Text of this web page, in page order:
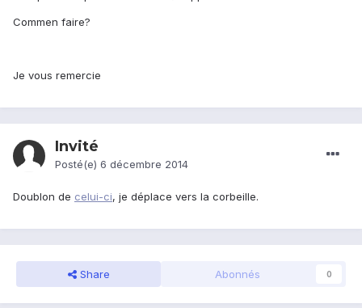
Commen faire?
Je vous remercie
Invité
Posté(e) 6 décembre 2014
Doublon de celui-ci, je déplace vers la corbeille.
Share Abonnés 0